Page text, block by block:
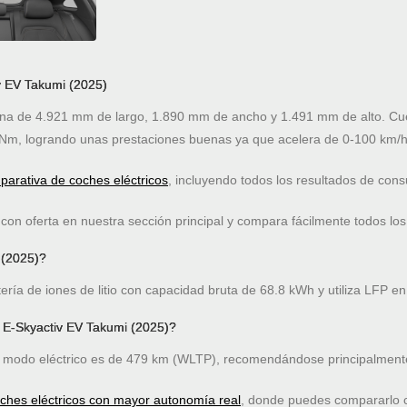
Takumi (2025)
de 4.921 mm de largo, 1.890 mm de ancho y 1.491 mm de alto.
logrando unas prestaciones buenas ya que acelera de 0-100 km/
de coches eléctricos , incluyendo todos los resultados de
oferta en nuestra sección principal y compara fácilmente todos
de iones de litio con capacidad bruta de 68.8 kWh y utiliza LFP
Skyactiv EV Takumi (2025)?
eléctrico es de 479 km (WLTP), recomendándose
eléctricos con mayor autonomía real , donde puedes